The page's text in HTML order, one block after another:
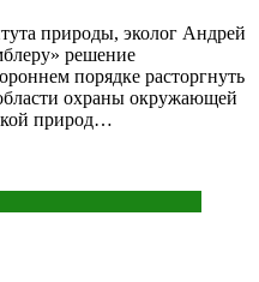
природы, эколог Андрей
решение
порядке расторгнуть
охраны окружающей
природ…